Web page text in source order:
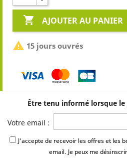
 AJOUTER AU PANIER
 15 jours ouvrés
Être tenu informé lorsque
Votre email :
J'accepte de recevoir les offres et les
email. Je peux me